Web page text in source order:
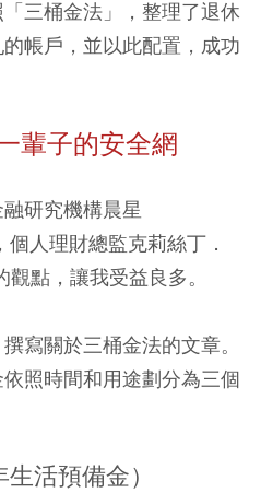
三桶金法」，整理了退休
帳戶，並以此配置，成功
輩子的安全網
研究機構晨星
個人理財總監克莉絲丁．
點，讓我受益良多。
寫關於三桶金法的文章。
照時間和用途劃分為三個
活預備金）